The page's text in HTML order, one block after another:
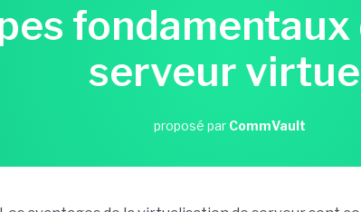
serveur
proposé par CommVault